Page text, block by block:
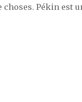
choses. Pékin est
La vie en Chine en